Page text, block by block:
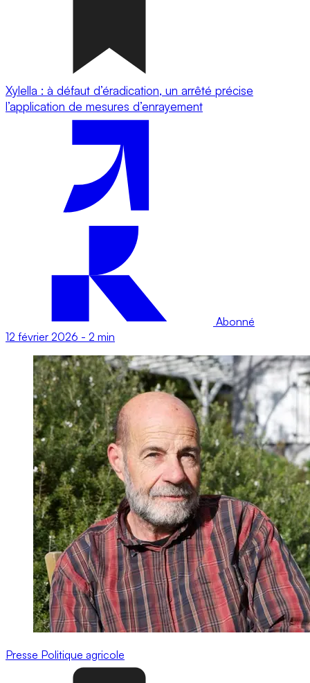
Xylella : à défaut d’éradication, un arrêté précise
l’application de mesures d’enrayement
Abonné
12 février 2026 - 2 min
Presse Politique agricole